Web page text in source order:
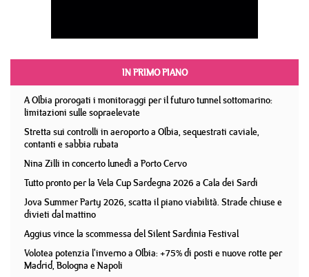
IN PRIMO PIANO
A Olbia prorogati i monitoraggi per il futuro tunnel sottomarino:
limitazioni sulle sopraelevate
Stretta sui controlli in aeroporto a Olbia, sequestrati caviale,
contanti e sabbia rubata
Nina Zilli in concerto lunedì a Porto Cervo
Tutto pronto per la Vela Cup Sardegna 2026 a Cala dei Sardi
Jova Summer Party 2026, scatta il piano viabilità. Strade chiuse e
divieti dal mattino
Aggius vince la scommessa del Silent Sardinia Festival
Volotea potenzia l'inverno a Olbia: +75% di posti e nuove rotte per
Madrid, Bologna e Napoli